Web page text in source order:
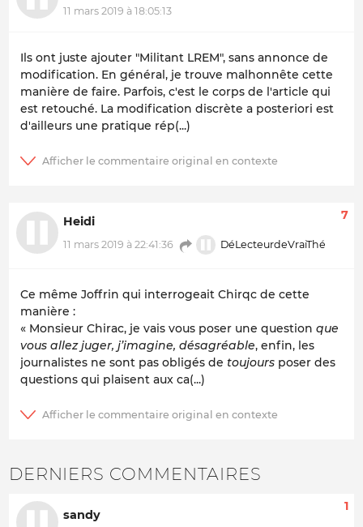
11 mars 2019 à 18:05:13
Ils ont juste ajouter "Militant LREM", sans annonce de
modification. En général, je trouve malhonnête cette
manière de faire. Parfois, c'est le corps de l'article qui
est retouché. La modification discrète a posteriori est
d'ailleurs une pratique rép(...)
Heidi
11 mars 2019 à 22:41:36 DéLecteurdeVraiThé
7
Ce même Joffrin qui interrogeait Chirqc de cette
manière :
« Monsieur Chirac, je vais vous poser une question que
vous allez juger, j’imagine, désagréable, enfin, les
journalistes ne sont pas obligés de toujours poser des
questions qui plaisent aux ca(...)
DERNIERS COMMENTAIRES
sandy
1